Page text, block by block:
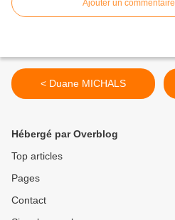
Ajouter un commentaire
< Duane MICHALS
Hébergé par Overblog
Top articles
Pages
Contact